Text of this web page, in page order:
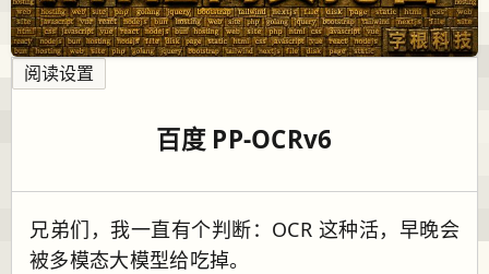
阅读设置
百度 PP-OCRv6
兄弟们，我一直有个判断：OCR 这种活，早晚会
被多模态大模型给吃掉。